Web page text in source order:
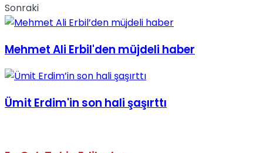
Sonraki
Mehmet Ali Erbil'den müjdeli haber
Ümit Erdim'in son hali şaşırttı